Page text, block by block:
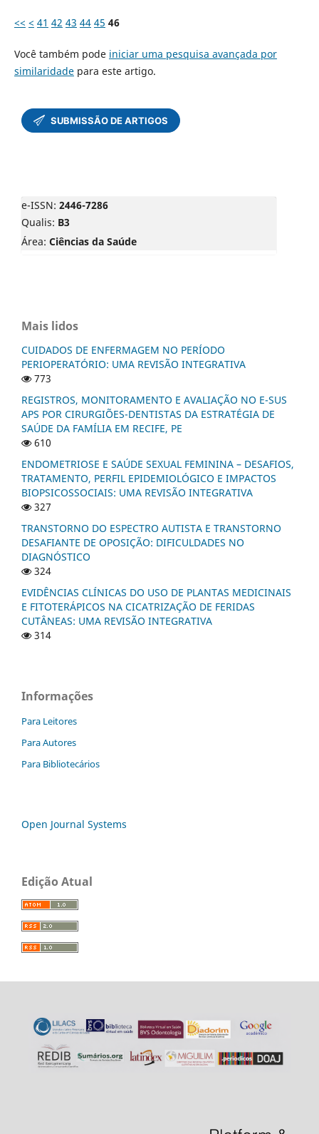
<< < 41 42 43 44 45 46
Você também pode iniciar uma pesquisa avançada por
similaridadepara este artigo.
e-ISSN: 2446-7286
Qualis: B3
Área: Ciências da Saúde
Mais lidos
CUIDADOS DE ENFERMAGEM NO PERÍODO
PERIOPERATÓRIO: UMA REVISÃO INTEGRATIVA
773
REGISTROS, MONITORAMENTO E AVALIAÇÃO NO E-SUS
APS POR CIRURGIÕES-DENTISTAS DA ESTRATÉGIA DE
SAÚDE DA FAMÍLIA EM RECIFE, PE
610
ENDOMETRIOSE E SAÚDE SEXUAL FEMININA – DESAFIOS,
TRATAMENTO, PERFIL EPIDEMIOLÓGICO E IMPACTOS
BIOPSICOSSOCIAIS: UMA REVISÃO INTEGRATIVA
327
TRANSTORNO DO ESPECTRO AUTISTA E TRANSTORNO
DESAFIANTE DE OPOSIÇÃO: DIFICULDADES NO
DIAGNÓSTICO
324
EVIDÊNCIAS CLÍNICAS DO USO DE PLANTAS MEDICINAIS
E FITOTERÁPICOS NA CICATRIZAÇÃO DE FERIDAS
CUTÂNEAS: UMA REVISÃO INTEGRATIVA
314
Informações
Para Leitores
Para Autores
Para Bibliotecários
Open Journal Systems
Edição Atual